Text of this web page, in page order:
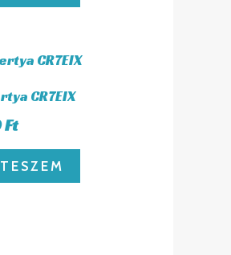
CR7EIX
Ft